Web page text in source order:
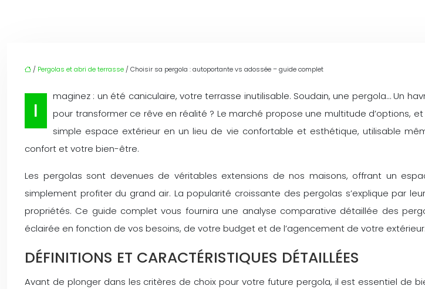
/ Pergolas et abri de terrasse/ Choisir sa pergola : autoportante vs adossée – guide complet
I
maginez : un été caniculaire, votre terrasse inutilisable. Soudain, une pergola… Un
pour transformer ce rêve en réalité ? Le marché propose une multitude d’options,
simple espace extérieur en un lieu de vie confortable et esthétique, utilisable
confort et votre bien-être.
Les pergolas sont devenues de véritables extensions de nos maisons, offrant un
simplement profiter du grand air. La popularité croissante des pergolas s’explique par
propriétés. Ce guide complet vous fournira une analyse comparative détaillée des
éclairée en fonction de vos besoins, de votre budget et de l’agencement de votre extérieur.
DÉFINITIONS ET CARACTÉRISTIQUES DÉTAILLÉES
Avant de plonger dans les critères de choix pour votre future pergola, il est essentiel de